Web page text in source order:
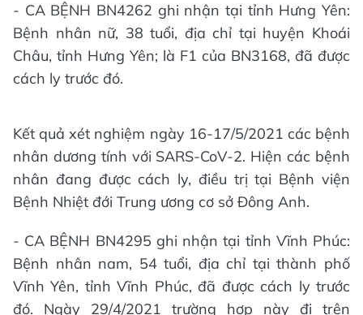
- CA BỆNH BN4262 ghi nhận tại tỉnh Hưng Yên:
Bệnh nhân nữ, 38 tuổi, địa chỉ tại huyện Khoái
Châu, tỉnh Hưng Yên; là F1 của BN3168, đã được
cách ly trước đó.
Kết quả xét nghiệm ngày 16-17/5/2021 các bệnh
nhân dương tính với SARS-CoV-2. Hiện các bệnh
nhân đang được cách ly, điều trị tại Bệnh viện
Bệnh Nhiệt đới Trung ương cơ sở Đông Anh.
- CA BỆNH BN4295 ghi nhận tại tỉnh Vĩnh Phúc:
Bệnh nhân nam, 54 tuổi, địa chỉ tại thành phố
Vĩnh Yên, tỉnh Vĩnh Phúc, đã được cách ly trước
đó. Ngày 29/4/2021 trường hợp này đi trên